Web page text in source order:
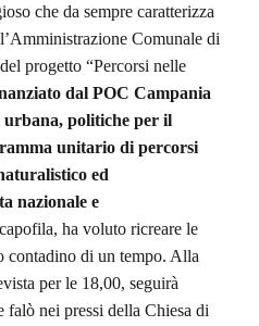
che da sempre caratterizza
Comunale di
progetto “Percorsi nelle
dal POC Campania
urbana, politiche per il
unitario di percorsi
ed
nazionale e
ha voluto ricreare le
contadino di un tempo. Alla
per le 18,00, seguirà
falò nei pressi della Chiesa di